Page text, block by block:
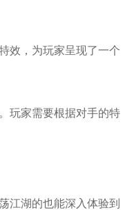
效，为玩家呈现了一个
玩家需要根据对手的特
江湖的也能深入体验到